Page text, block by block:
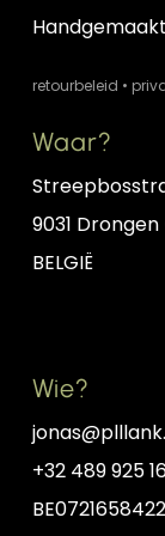
hoe
die je bij
niet
→ Lees
meer over
retourbeleid •
Waar?
9031
BELGIË
Wie?
+32 489 925
BE0721658422